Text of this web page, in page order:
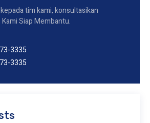
tim kami, konsultasikan
Siap Membantu.
3335
3335